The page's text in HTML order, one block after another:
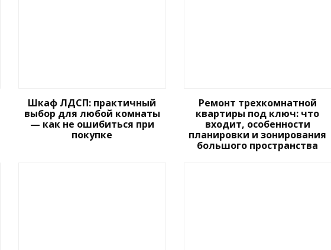
Шкаф ЛДСП: практичный
выбор для любой комнаты
— как не ошибиться при
покупке
Ремонт трехкомнатной
квартиры под ключ: что
входит, особенности
планировки и зонирования
большого пространства